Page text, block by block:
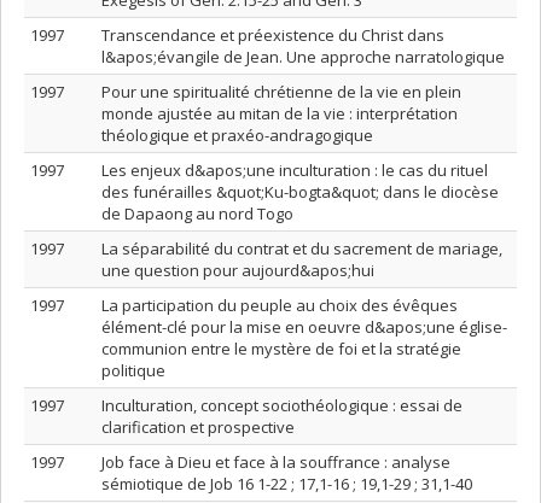
1997
Transcendance et préexistence du Christ dans
l&apos;évangile de Jean. Une approche narratologique
1997
Pour une spiritualité chrétienne de la vie en plein
monde ajustée au mitan de la vie : interprétation
théologique et praxéo-andragogique
1997
Les enjeux d&apos;une inculturation : le cas du rituel
des funérailles &quot;Ku-bogta&quot; dans le diocèse
de Dapaong au nord Togo
1997
La séparabilité du contrat et du sacrement de mariage,
une question pour aujourd&apos;hui
1997
La participation du peuple au choix des évêques
élément-clé pour la mise en oeuvre d&apos;une église-
communion entre le mystère de foi et la stratégie
politique
1997
Inculturation, concept sociothéologique : essai de
clarification et prospective
1997
Job face à Dieu et face à la souffrance : analyse
sémiotique de Job 16 1-22 ; 17,1-16 ; 19,1-29 ; 31,1-40